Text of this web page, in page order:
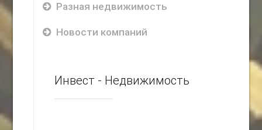
Разная недвижимость
Новости компаний
Инвест - Недвижимость